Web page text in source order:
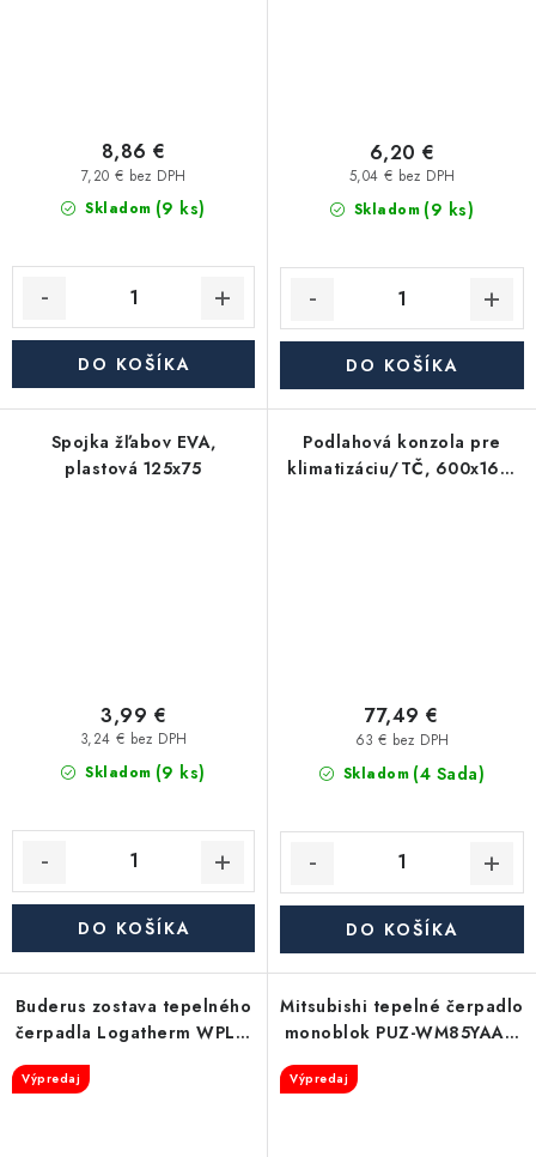
Skladom (9 ks)
7,20 € bez DPH
8,86 €
DO KOŠÍKA
Skladom (9 ks)
5,04 € bez DPH
6,20 €
DO KOŠÍKA
Spojka žľabov EVA,
plastová 125x75
Skladom (9 ks)
3,24 € bez DPH
3,99 €
DO KOŠÍKA
Podlahová konzola pre
klimatizáciu/TČ, 600x160,
Skladom (4 Sada)
63 € bez DPH
77,49 €
DO KOŠÍKA
Buderus zostava tepelného
čerpadla Logatherm WPL 8
Výpredaj
Mitsubishi tepelné čerpadlo
monoblok PUZ-WM85YAA +
Výpredaj